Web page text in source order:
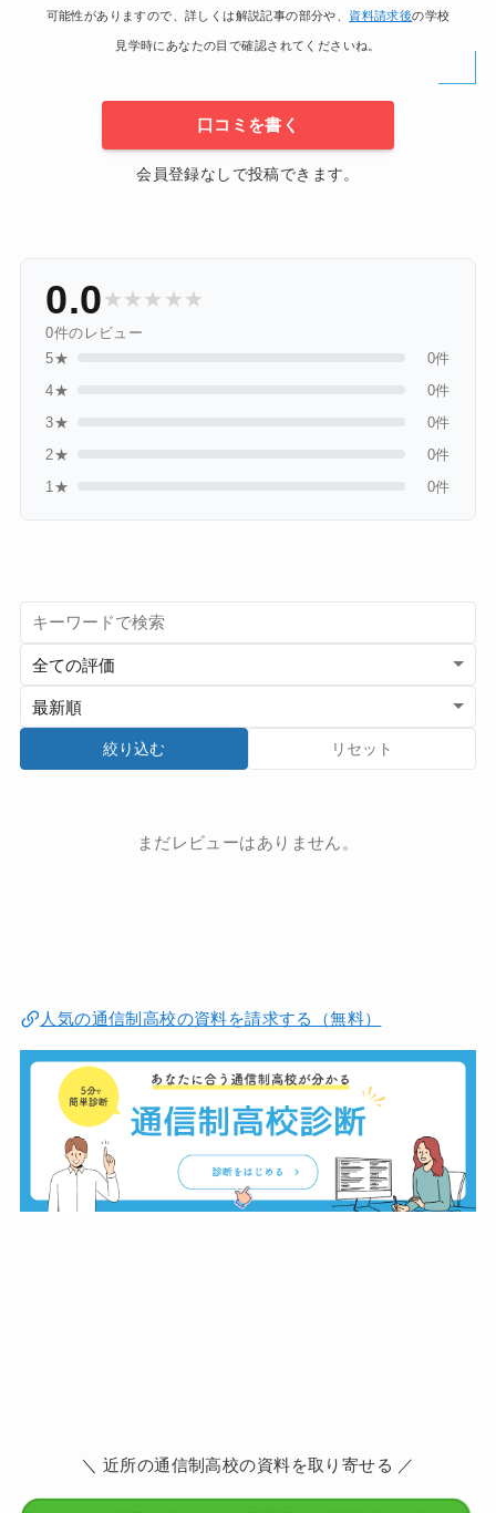
可能性がありますので、詳しくは解説記事の部分や、 資料請求後の学校
見学時にあなたの目で確認されてくださいね。
口コミを書く
会員登録なしで投稿できます。
0.0 ★ ★ ★ ★ ★
0件のレビュー
5★
0件
4★
0件
3★
0件
2★
0件
1★
0件
絞り込む リセット
まだレビューはありません。
人気の通信制高校の資料を請求する（無料）
＼ 近所の通信制高校の資料を取り寄せる ／